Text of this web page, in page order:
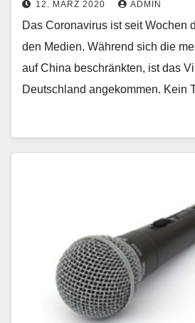
12. MÄRZ 2020 ADMIN
Das Coronavirus ist seit Wochen
den Medien. Während sich die
auf China beschränkten, ist das
Deutschland angekommen. Kein